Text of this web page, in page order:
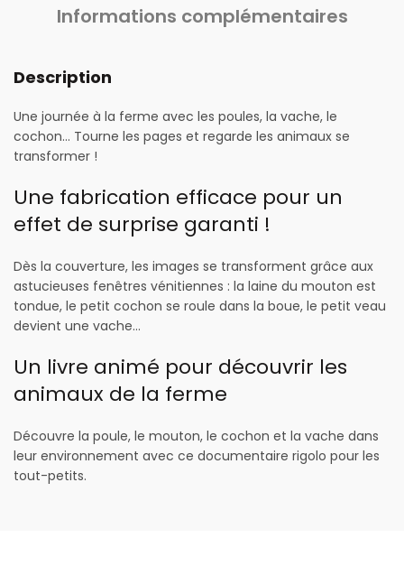
Informations complémentaires
Description
Une journée à la ferme avec les poules, la vache, le
cochon… Tourne les pages et regarde les animaux se
transformer !
Une fabrication efficace pour un
effet de surprise garanti !
Dès la couverture, les images se transforment grâce aux
astucieuses fenêtres vénitiennes : la laine du mouton est
tondue, le petit cochon se roule dans la boue, le petit veau
devient une vache…
Un livre animé pour découvrir les
animaux de la ferme
Découvre la poule, le mouton, le cochon et la vache dans
leur environnement avec ce documentaire rigolo pour les
tout-petits.